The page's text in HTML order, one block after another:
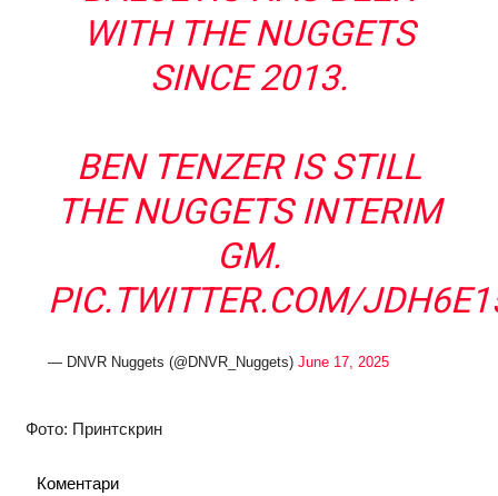
WITH THE NUGGETS
SINCE 2013.
BEN TENZER IS STILL
THE NUGGETS INTERIM
GM.
PIC.TWITTER.COM/
— DNVR Nuggets (@DNVR_Nuggets) June 17, 2025
Фото: Принтскрин
Коментари